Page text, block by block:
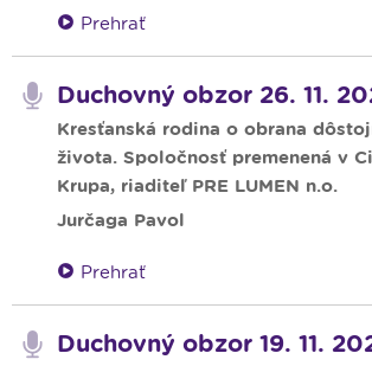
Prehrať
Duchovný obzor 26. 11.
Kresťanská rodina o obrana
života. Spoločnosť premenená v
Krupa, riaditeľ PRE LUMEN n.o.
Jurčaga Pavol
Prehrať
Duchovný obzor 19. 11.